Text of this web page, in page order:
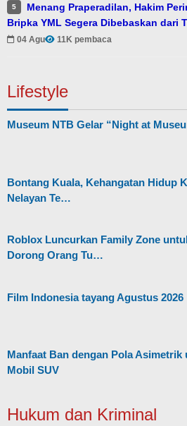
5
Menang Praperadilan, Hakim
Bripka YML Segera Dibebaskan dari
04 Agu 11K pembaca
Lifestyle
Museum NTB Gelar “Night at
Bontang Kuala, Kehangatan Hidup
Nelayan Te…
Roblox Luncurkan Family Zone
Dorong Orang Tu…
Film Indonesia tayang Agustus 2026
Manfaat Ban dengan Pola Asimetrik
Mobil SUV
Hukum dan Kriminal